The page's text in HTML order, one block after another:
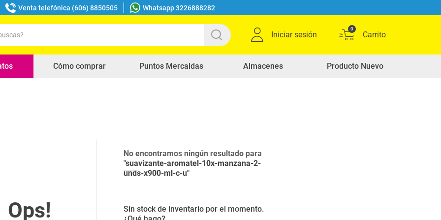
Venta telefónica (606) 8850505 Whatsapp 3226888282
Iniciar sesión
0
Cómo comprar Puntos Mercaldas Almacenes Producto Nuevo
No encontramos ningún resultado para
"suavizante-aromatel-10x-manzana-2-
unds-x900-ml-c-u"
Sin stock de inventario por el momento.
buscados